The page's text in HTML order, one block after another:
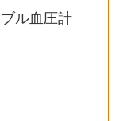
ル血圧計